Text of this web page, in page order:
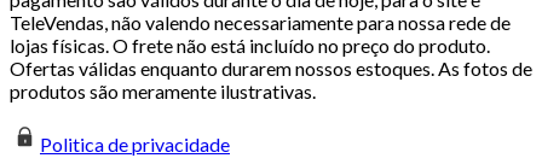
TeleVendas, não valendo necessariamente para nossa rede de
lojas físicas. O frete não está incluído no preço do produto.
Ofertas válidas enquanto durarem nossos estoques. As fotos de
produtos são meramente ilustrativas.
Politica de privacidade